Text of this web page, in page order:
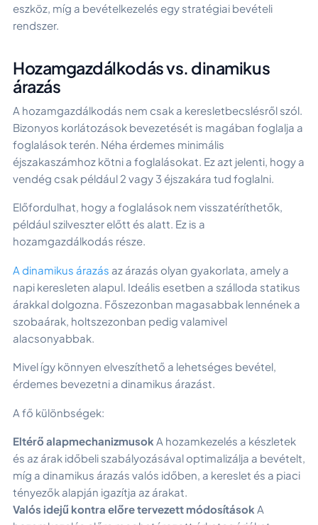
eszköz, míg a bevételkezelés egy stratégiai bevételi
rendszer.
Hozamgazdálkodás vs. dinamikus
árazás
A hozamgazdálkodás nem csak a keresletbecslésről szól.
Bizonyos korlátozások bevezetését is magában foglalja a
foglalások terén. Néha érdemes minimális
éjszakaszámhoz kötni a foglalásokat. Ez azt jelenti, hogy a
vendég csak például 2 vagy 3 éjszakára tud foglalni.
Előfordulhat, hogy a foglalások nem visszatéríthetők,
például szilveszter előtt és alatt. Ez is a
hozamgazdálkodás része.
A dinamikus árazás az árazás olyan gyakorlata, amely a
napi keresleten alapul. Ideális esetben a szálloda statikus
árakkal dolgozna. Főszezonban magasabbak lennének a
szobaárak, holtszezonban pedig valamivel
alacsonyabbak.
Mivel így könnyen elveszíthető a lehetséges bevétel,
érdemes bevezetni a dinamikus árazást.
A fő különbségek:
Eltérő alapmechanizmusok A hozamkezelés a készletek
és az árak időbeli szabályozásával optimalizálja a bevételt,
míg a dinamikus árazás valós időben, a kereslet és a piaci
tényezők alapján igazítja az árakat.
Valós idejű kontra előre tervezett módosítások A